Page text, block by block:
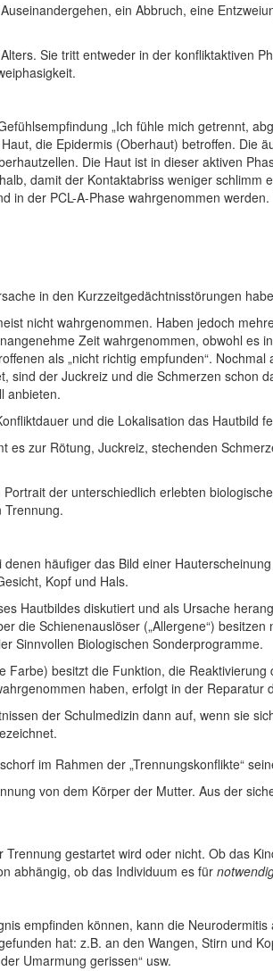
ein Abbruch, eine
Sie tritt entweder in der konfliktaktiven
„Ich fühle mich getrennt,
die Epidermis (Oberhaut) betroffen. Die
Die Haut ist in dieser aktiven
damit der Kontaktabriss weniger schlimm
der PCL-A-Phase wahrgenommen
in den Kurzzeitgedächtnisstörungen
nicht wahrgenommen. Haben jedoch
Zeit wahrgenommen, obwohl es
als „nicht richtig empfunden“.
sind der Juckreiz und die Schmerzen schon
anbieten.
und die Lokalisation das Hautbild
es zur Rötung, Juckreiz, stechenden
der unterschiedlich erlebten
Trennung.
häufiger das Bild einer
Kopf und Hals.
Hautbildes diskutiert und als Ursache
die Schienenauslöser („Allergene“)
Sinnvollen Biologischen Sonderprogramme.
besitzt die Funktion, die
haben, erfolgt in der Reparatur
der Schulmedizin dann auf, wenn sie
im Rahmen der „Trennungskonflikte“
von dem Körper der Mutter. Aus der
gestartet wird oder nicht. Ob das
abhängig, ob das Individuum es für
empfinden können, kann die
hat: z.B. an den Wangen, Stirn und
Umarmung gerissen“ usw.